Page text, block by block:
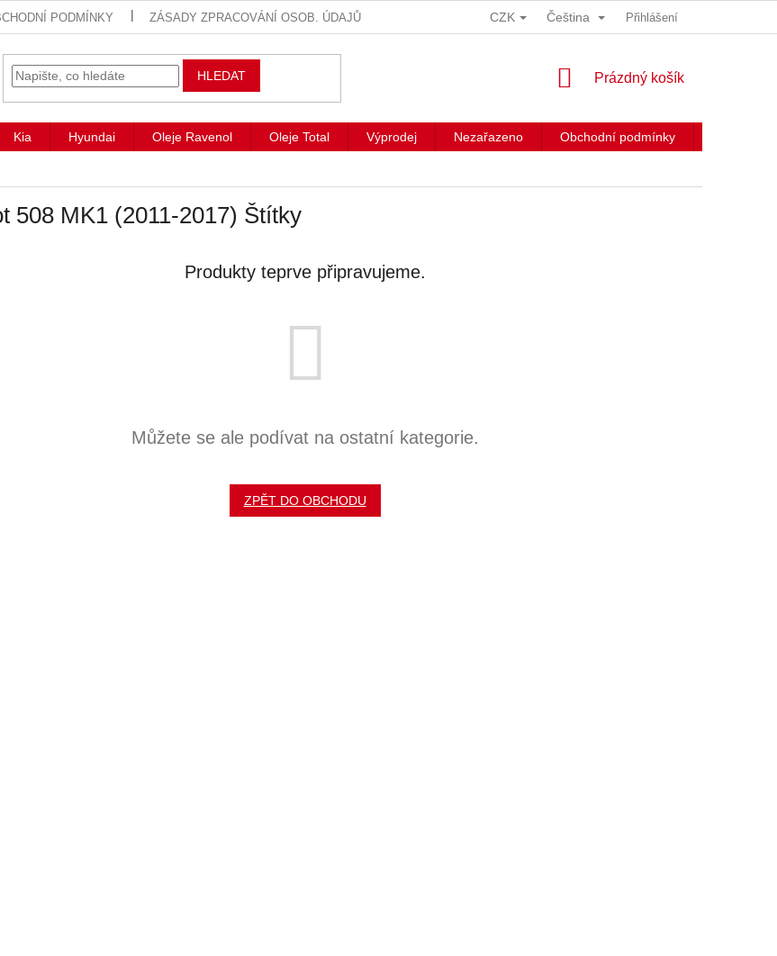
PODMÍNKY ZÁSADY ZPRACOVÁNÍ OSOB. ÚDAJŮ CZK Čeština Přihlášení
HLEDAT
NÁKUPNÍ
Prázdný košík
Kia Hyundai Oleje Ravenol Oleje Total Výprodej Nezařazeno Obchodní podmínky
508 MK1 (2011-2017) Štítky
Produkty teprve připravujeme.
Můžete se ale podívat na ostatní kategorie.
ZPĚT DO OBCHODU